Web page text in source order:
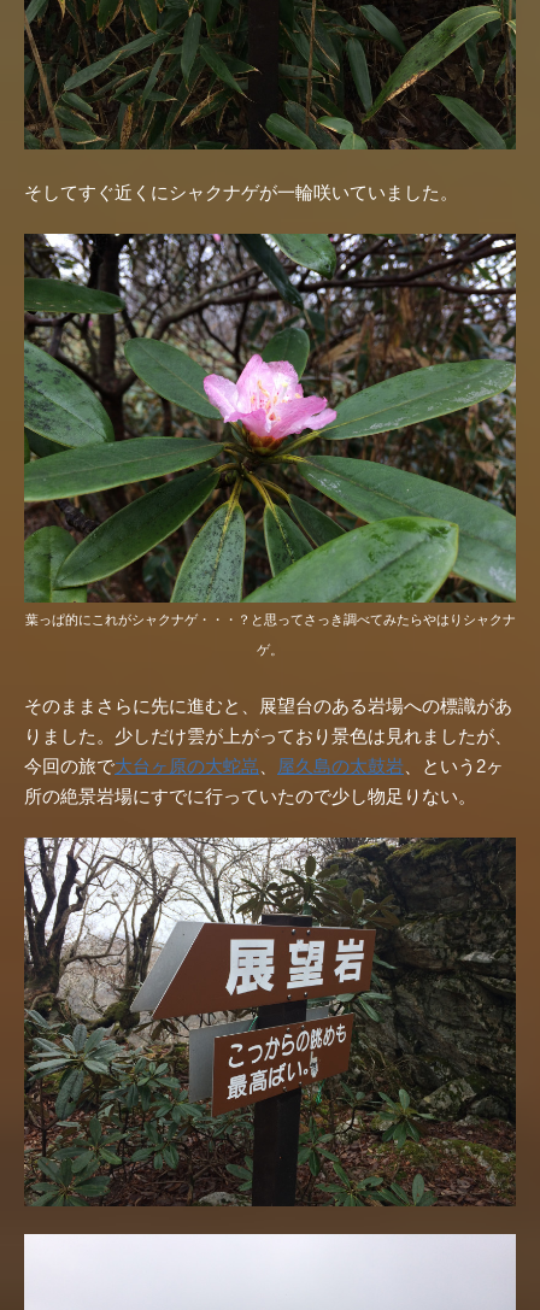
そしてすぐ近くにシャクナゲが一輪咲いていました。
葉っぱ的にこれがシャクナゲ・・・？と思ってさっき調べてみたらやはりシャクナ
ゲ。
そのままさらに先に進むと、展望台のある岩場への標識があ
りました。少しだけ雲が上がっており景色は見れましたが、
今回の旅で大台ヶ原の大蛇嵓 屋久島の太鼓岩 、という2ヶ
所の絶景岩場にすでに行っていたので少し物足りない。